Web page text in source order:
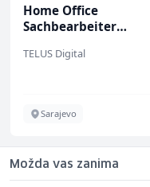
Home Office
Sachbearbeiter
bekannten deutschen
TELUS Digital
Sarajevo
Možda vas zanima